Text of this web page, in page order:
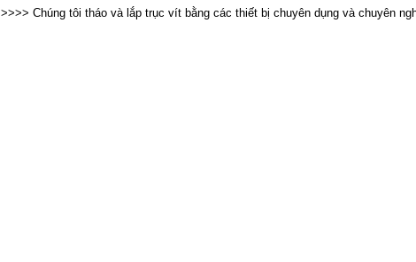
>>>> Chúng tôi tháo và lắp trục vít bằng các thiết bị chuyên dụng và chuyên